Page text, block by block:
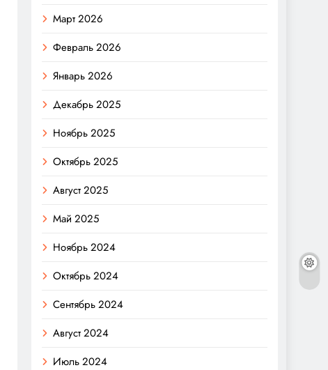
Март 2026
Февраль 2026
Январь 2026
Декабрь 2025
Ноябрь 2025
Октябрь 2025
Август 2025
Май 2025
Ноябрь 2024
Октябрь 2024
Сентябрь 2024
Август 2024
Июль 2024